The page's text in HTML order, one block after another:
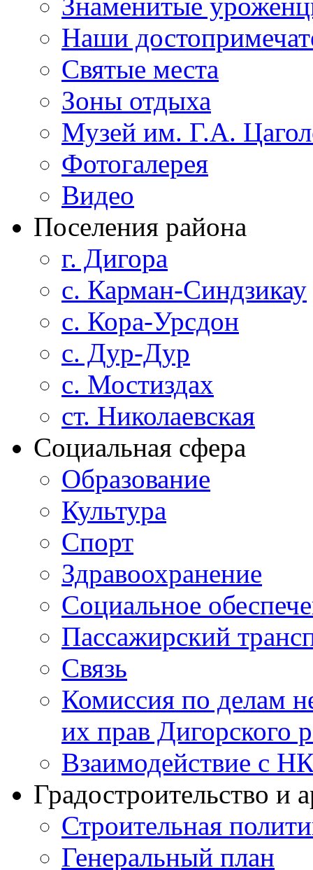
Наши
Святые места
Зоны отдыха
Музей им. Г.А.
Фотогалерея
Видео
Поселения района
г. Дигора
с. Карман-Синдзикау
с. Кора-Урсдон
с. Дур-Дур
с. Мостиздах
ст. Николаевская
Социальная сфера
Образование
Культура
Спорт
Здравоохранение
Социальное
Пассажирский
Связь
Комиссия по делам
их прав Дигорского
Взаимодействие с
Градостроительство и
Строительная
Генеральный план